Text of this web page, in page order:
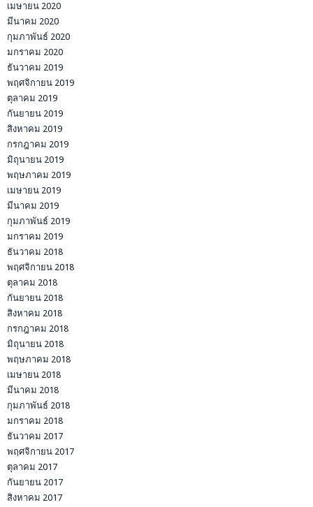
เมษายน 2020
มีนาคม 2020
กุมภาพันธ์ 2020
มกราคม 2020
ธันวาคม 2019
พฤศจิกายน 2019
ตุลาคม 2019
กันยายน 2019
สิงหาคม 2019
กรกฎาคม 2019
มิถุนายน 2019
พฤษภาคม 2019
เมษายน 2019
มีนาคม 2019
กุมภาพันธ์ 2019
มกราคม 2019
ธันวาคม 2018
พฤศจิกายน 2018
ตุลาคม 2018
กันยายน 2018
สิงหาคม 2018
กรกฎาคม 2018
มิถุนายน 2018
พฤษภาคม 2018
เมษายน 2018
มีนาคม 2018
กุมภาพันธ์ 2018
มกราคม 2018
ธันวาคม 2017
พฤศจิกายน 2017
ตุลาคม 2017
กันยายน 2017
สิงหาคม 2017